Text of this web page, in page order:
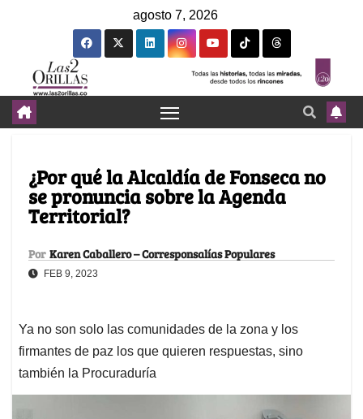
agosto 7, 2026
¿Por qué la Alcaldía de Fonseca no
se pronuncia sobre la Agenda
Territorial?
Por Karen Caballero – Corresponsalías Populares
FEB 9, 2023
Ya no son solo las comunidades de la zona y los
firmantes de paz los que quieren respuestas, sino
también la Procuraduría